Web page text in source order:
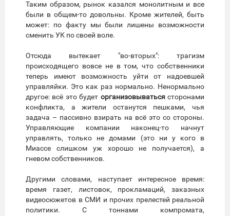
Таким образом, рынок казался монолитным и все
были в общем-то довольны. Кроме жителей, быть
может: по факту мы были лишены возможности
сменить УК по своей воле.
Отсюда вытекает "во-вторых": трагизм
происходящего вовсе не в том, что собственники
теперь имеют возможность уйти от надоевшей
управляйки. Это как раз нормально. Ненормально
другое: всё это будет организовыватьсясторонами
конфликта, а жители останутся пешками, чья
задача – пассивно взирать на всё это со стороны.
Управляющие компании наконец-то начнут
управлять, только не домами (это ни у кого в
Миассе слишком уж хорошо не получается), а
гневом собственников.
Другими словами, наступает интересное время:
время газет, листовок, прокламаций, заказных
видеосюжетов в СМИ и прочих прелестей реальной
политики. С тоннами компромата,